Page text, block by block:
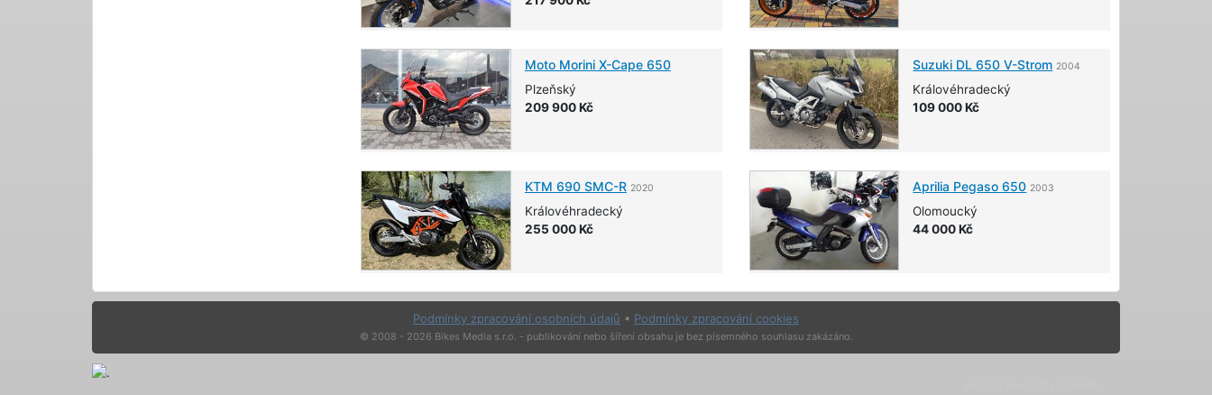
Moto MoriniX-Cape 650
Plzeňský
209 900 Kč
Suzuki DL 650 V-Strom 2004
Královéhradecký
109 000 Kč
KTM 690 SMC-R 2020
Královéhradecký
255 000 Kč
Aprilia Pegaso 650 2003
Olomoucký
44 000 Kč
Podmínky zpracování osobních údajů • Podmínky zpracování cookies
© 2008 - 2026 Bikes Media s.r.o. - publikování nebo šíření obsahu je bez písemného souhlasu zakázáno.